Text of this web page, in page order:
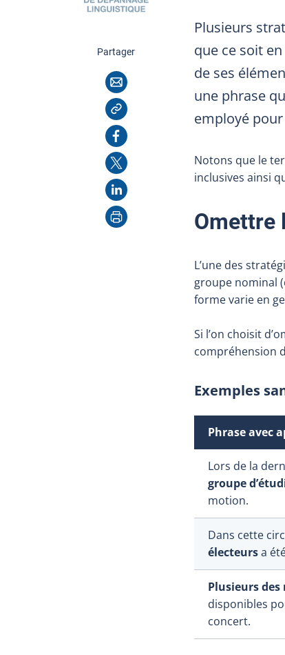
Partagercette page
Courriel
Copier l'adresse
Facebook
X
LinkedIn
Imprimer
Plusieurs
que ce soit
de ses
une phrase
employé
Notons que le
inclusives ainsi
Omettre
L’une des
groupe nominal
forme varie en
Si l’on choisit
compréhension
Exemples
Phrase avec
Lors de la
groupe
motion.
Dans cette
électeursa
Plusieurs
disponibles
concert.